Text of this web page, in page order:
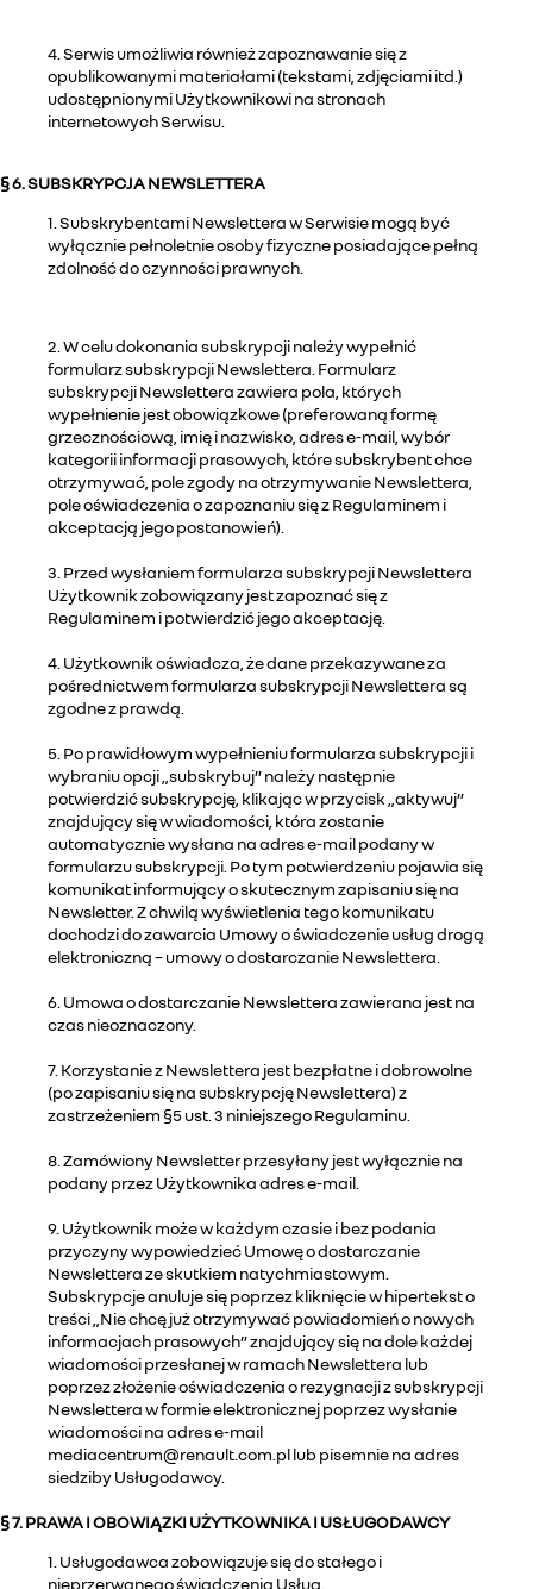
4. Serwis umożliwia również zapoznawanie się z
opublikowanymi materiałami (tekstami, zdjęciami itd.)
udostępnionymi Użytkownikowi na stronach
internetowych Serwisu.
§ 6. SUBSKRYPCJA NEWSLETTERA
1. Subskrybentami Newslettera w Serwisie mogą być
wyłącznie pełnoletnie osoby fizyczne posiadające pełną
zdolność do czynności prawnych.
2. W celu dokonania subskrypcji należy wypełnić
formularz subskrypcji Newslettera. Formularz
subskrypcji Newslettera zawiera pola, których
wypełnienie jest obowiązkowe (preferowaną formę
grzecznościową, imię i nazwisko, adres e-mail, wybór
kategorii informacji prasowych, które subskrybent chce
otrzymywać, pole zgody na otrzymywanie Newslettera,
pole oświadczenia o zapoznaniu się z Regulaminem i
akceptacją jego postanowień).
3. Przed wysłaniem formularza subskrypcji Newslettera
Użytkownik zobowiązany jest zapoznać się z
Regulaminem i potwierdzić jego akceptację.
4. Użytkownik oświadcza, że dane przekazywane za
pośrednictwem formularza subskrypcji Newslettera są
zgodne z prawdą.
5. Po prawidłowym wypełnieniu formularza subskrypcji i
wybraniu opcji „subskrybuj” należy następnie
potwierdzić subskrypcję, klikając w przycisk „aktywuj”
znajdujący się w wiadomości, która zostanie
automatycznie wysłana na adres e-mail podany w
formularzu subskrypcji. Po tym potwierdzeniu pojawia się
komunikat informujący o skutecznym zapisaniu się na
Newsletter. Z chwilą wyświetlenia tego komunikatu
dochodzi do zawarcia Umowy o świadczenie usług drogą
elektroniczną – umowy o dostarczanie Newslettera.
6. Umowa o dostarczanie Newslettera zawierana jest na
czas nieoznaczony.
7. Korzystanie z Newslettera jest bezpłatne i dobrowolne
(po zapisaniu się na subskrypcję Newslettera) z
zastrzeżeniem §5 ust. 3 niniejszego Regulaminu.
8. Zamówiony Newsletter przesyłany jest wyłącznie na
podany przez Użytkownika adres e-mail.
9. Użytkownik może w każdym czasie i bez podania
przyczyny wypowiedzieć Umowę o dostarczanie
Newslettera ze skutkiem natychmiastowym.
Subskrypcje anuluje się poprzez kliknięcie w hipertekst o
treści „Nie chcę już otrzymywać powiadomień o nowych
informacjach prasowych” znajdujący się na dole każdej
wiadomości przesłanej w ramach Newslettera lub
poprzez złożenie oświadczenia o rezygnacji z subskrypcji
Newslettera w formie elektronicznej poprzez wysłanie
wiadomości na adres e-mail
mediacentrum@renault.com.pl lub pisemnie na adres
siedziby Usługodawcy.
§ 7. PRAWA I OBOWIĄZKI UŻYTKOWNIKA I USŁUGODAWCY
1. Usługodawca zobowiązuje się do stałego i
nieprzerwanego świadczenia Usług.